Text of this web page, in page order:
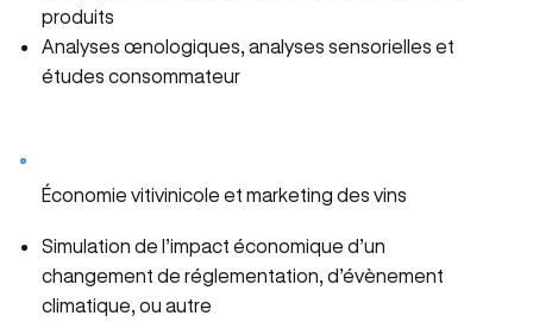
produits
Analyses œnologiques, analyses sensorielles et
études consommateur
Économie vitivinicole et marketing des vins
Simulation de l’impact économique d’un
changement de réglementation, d’évènement
climatique, ou autre